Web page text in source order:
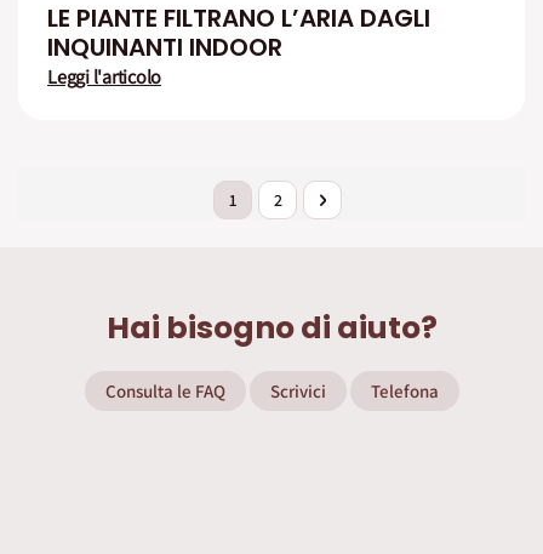
LE PIANTE FILTRANO L’ARIA DAGLI
INQUINANTI INDOOR
Leggi l'articolo
PaginaAttualmente stai leggendo la pagina
1 Pagina
2 Pagina
Successivo
Hai bisogno di aiuto?
Consulta le FAQ Scrivici Telefona